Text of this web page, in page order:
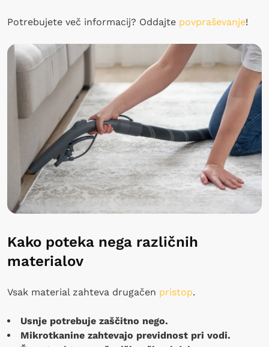
Potrebujete več informacij? Oddajte povpraševanje!
Kako poteka nega različnih
materialov
Vsak material zahteva drugačen pristop.
Usnje potrebuje zaščitno nego.
Mikrotkanine zahtevajo previdnost pri vodi.